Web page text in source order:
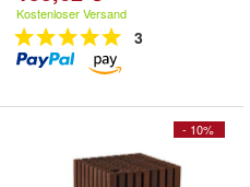
Kostenloser Versand
3
- 10%